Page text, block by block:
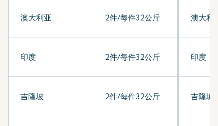
澳大利亚 2件/每件32公斤
印度 2件/每件32公斤
吉隆坡 2件/每件32公斤
澳大利
印度
吉隆坡